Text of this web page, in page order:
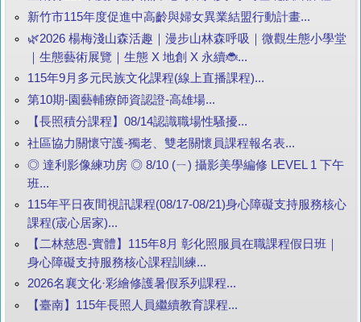
新竹市115年度促進中高齡與婦女異業結盟行動計畫...
🌿2026 楊梅淺山森活趣｜漫步山林森呼吸｜微觀生態小學堂
｜生態藝術展覽｜生態 X 地創 X 永續🐞...
115年9月多元民族文化課程(線上直播課程)...
第10期-園藝輔療師資認證-高雄場...
【長照積分課程】08/14認識職場性騷擾...
社區協力關懷守護-獨老、雙老關懷員課程報名表...
◎ 達利影像練功房 ◎ 8/10 (ㄧ) 攝影美學編修 LEVEL 1 下午
班...
115年平日夜間視訊課程(08/17-08/21)身心障礙支持服務核心
課程(宬心居家)...
【二林慈恩-實體】115年8月 彰化照服員在職課程假日班｜
身心障礙支持服務核心課程訓練...
2026名襄文化·彩繪修護暑假系列課程...
【臺南】115年長照人員繼續教育課程...